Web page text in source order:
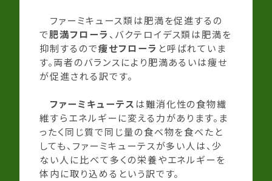
ファーミキュース類は肥満を促進するの
で肥満フローラ 、バクテロイデス類は肥満を
抑制するので痩せフローラ と呼ばれていま
す。両者のバランスにより肥満あるいは痩せ
が促進される訳です。
ファーミキューテス は難消化性の食物繊
維すらエネルギーに変える力があります。ま
ったく同じ質で同じ量の食べ物を食べたと
しても、ファーミキューテスが多い人は、少
ない人に比べて多くの栄養やエネルギーを
体内に取り込めるという訳です。